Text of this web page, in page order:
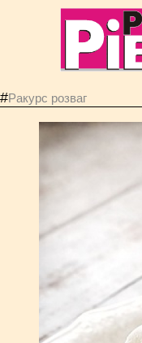
#Ракурс розваг